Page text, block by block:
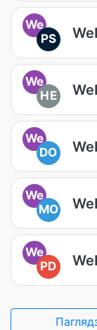
We
PS
We
HE
We
DO
We
MO
We
PD